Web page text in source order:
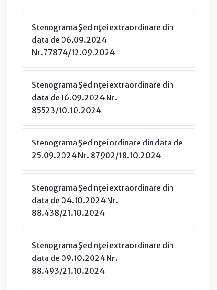
Stenograma Şedinţei extraordinare din
data de 06.09.2024
Nr.77874/12.09.2024
Stenograma Şedinţei extraordinare din
data de 16.09.2024 Nr.
85523/10.10.2024
Stenograma Şedinţei ordinare din data de
25.09.2024 Nr. 87902/18.10.2024
Stenograma Şedinţei extraordinare din
data de 04.10.2024 Nr.
88.438/21.10.2024
Stenograma Şedinţei extraordinare din
data de 09.10.2024 Nr.
88.493/21.10.2024